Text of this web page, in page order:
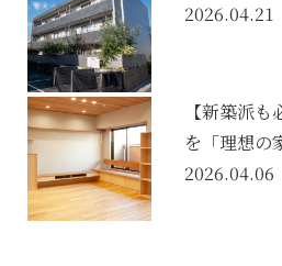
2026.04.21
【新築派
を「理想の
2026.04.06